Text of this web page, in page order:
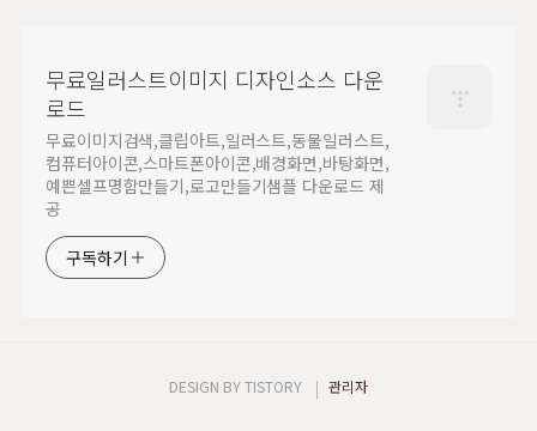
무료일러스트이미지 디자인소스 다운
로드
무료이미지검색,클립아트,일러스트,동물일러스트,
컴퓨터아이콘,스마트폰아이콘,배경화면,바탕화면,
예쁜셀프명함만들기,로고만들기샘플 다운로드 제
공
구독하기
DESIGN BYTISTORY 관리자